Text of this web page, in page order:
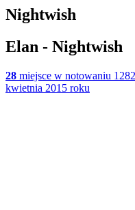
Nightwish
Elan - Nightwish
28 miejsce w notowaniu
kwietnia 2015 roku